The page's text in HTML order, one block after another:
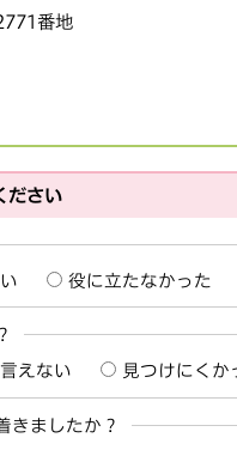
番地
ださい
役に立たなかった
えない 見つけにくか
きましたか？